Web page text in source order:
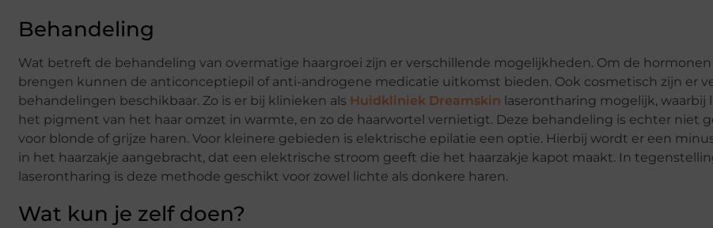
Behandeling
Wat betreft de behandeling van overmatige haargroei zijn er verschillende mogelijkheden. Om de hormonen
brengen kunnen de anticonceptiepil of anti-androgene medicatie uitkomst bieden. Ook cosmetisch zijn er
behandelingen beschikbaar. Zo is er bij klinieken als Huidkliniek Dreamskin laserontharing mogelijk, waarbij
het pigment van het haar omzet in warmte, en zo de haarwortel vernietigt. Deze behandeling is echter niet
voor blonde of grijze haren. Voor kleinere gebieden is elektrische epilatie een optie. Hierbij wordt er een
in het haarzakje aangebracht, dat een elektrische stroom geeft die het haarzakje kapot maakt. In
laserontharing is deze methode geschikt voor zowel lichte als donkere haren.
Wat kun je zelf doen?